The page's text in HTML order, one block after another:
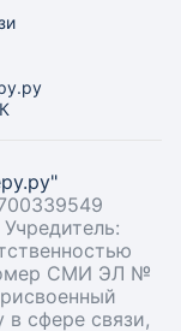
СМИ ЭЛ №
сфере связи,